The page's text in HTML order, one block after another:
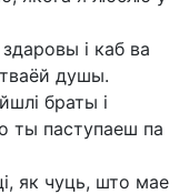
і каб ва
душы.
браты і
ты паступаеш па
як чуць, што мае